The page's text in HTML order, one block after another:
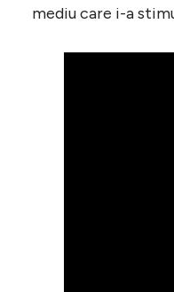
mediu care i-a